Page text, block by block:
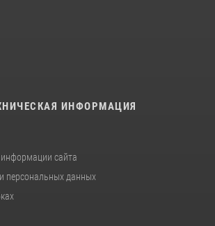
ИНФОРМАЦИЯ
сайта
персональных данных